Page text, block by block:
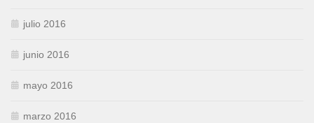
julio 2016
junio 2016
mayo 2016
marzo 2016